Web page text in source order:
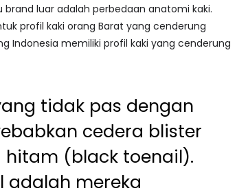
luar adalah perbedaan anatomi kaki.
profil kaki orang Barat yang cenderung
Indonesia memiliki profil kaki yang cenderung
tidak pas dengan
cedera blister
hitam (black toenail).
adalah mereka